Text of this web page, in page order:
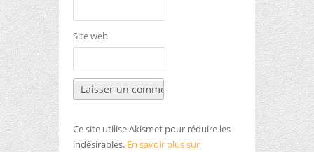
Site web
Ce site utilise Akismet pour réduire les
indésirables. En savoir plus sur